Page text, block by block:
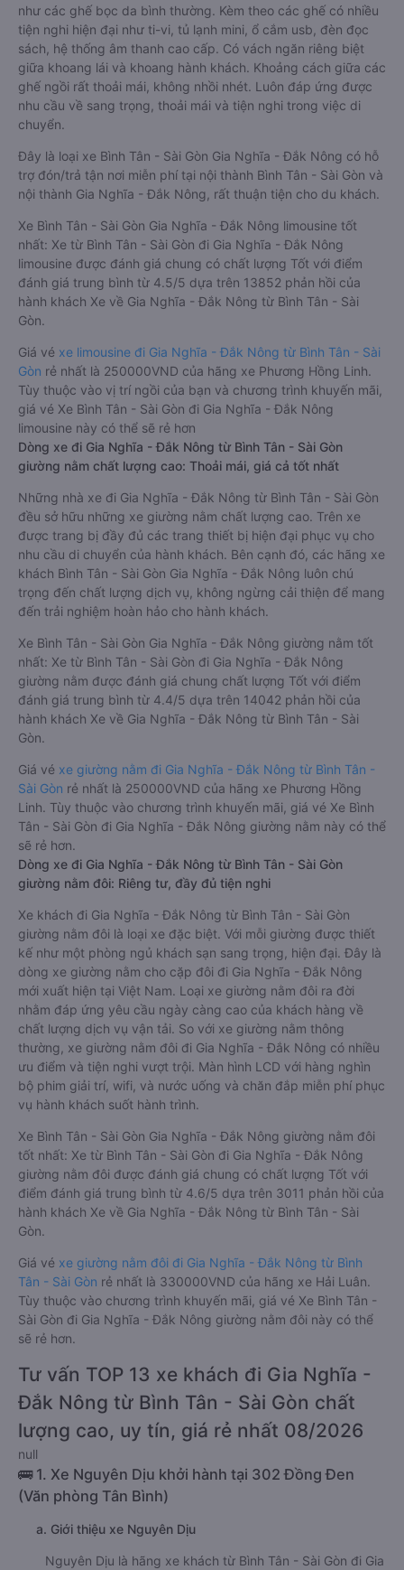
như các ghế bọc da bình thường. Kèm theo các ghế có nhiều
tiện nghi hiện đại như ti-vi, tủ lạnh mini, ổ cắm usb, đèn đọc
sách, hệ thống âm thanh cao cấp. Có vách ngăn riêng biệt
giữa khoang lái và khoang hành khách. Khoảng cách giữa các
ghế ngồi rất thoải mái, không nhồi nhét. Luôn đáp ứng được
nhu cầu về sang trọng, thoải mái và tiện nghi trong việc di
chuyển.
Đây là loại xe Bình Tân - Sài Gòn Gia Nghĩa - Đắk Nông có hỗ
trợ đón/trả tận nơi miễn phí tại nội thành Bình Tân - Sài Gòn và
nội thành Gia Nghĩa - Đắk Nông, rất thuận tiện cho du khách.
Xe Bình Tân - Sài Gòn Gia Nghĩa - Đắk Nông limousine tốt
nhất: Xe từ Bình Tân - Sài Gòn đi Gia Nghĩa - Đắk Nông
limousine được đánh giá chung có chất lượng Tốt với điểm
đánh giá trung bình từ 4.5/5 dựa trên 13852 phản hồi của
hành khách Xe về Gia Nghĩa - Đắk Nông từ Bình Tân - Sài
Gòn.
Giá vé xe limousine đi Gia Nghĩa - Đắk Nông từ Bình Tân - Sài
Gòn rẻ nhất là 250000VND của hãng xe Phương Hồng Linh.
Tùy thuộc vào vị trí ngồi của bạn và chương trình khuyến mãi,
giá vé Xe Bình Tân - Sài Gòn đi Gia Nghĩa - Đắk Nông
limousine này có thể sẽ rẻ hơn
Dòng xe đi Gia Nghĩa - Đắk Nông từ Bình Tân - Sài Gòn
giường nằm chất lượng cao: Thoải mái, giá cả tốt nhất
Những nhà xe đi Gia Nghĩa - Đắk Nông từ Bình Tân - Sài Gòn
đều sở hữu những xe giường nằm chất lượng cao. Trên xe
được trang bị đầy đủ các trang thiết bị hiện đại phục vụ cho
nhu cầu di chuyển của hành khách. Bên cạnh đó, các hãng xe
khách Bình Tân - Sài Gòn Gia Nghĩa - Đắk Nông luôn chú
trọng đến chất lượng dịch vụ, không ngừng cải thiện để mang
đến trải nghiệm hoàn hảo cho hành khách.
Xe Bình Tân - Sài Gòn Gia Nghĩa - Đắk Nông giường nằm tốt
nhất: Xe từ Bình Tân - Sài Gòn đi Gia Nghĩa - Đắk Nông
giường nằm được đánh giá chung chất lượng Tốt với điểm
đánh giá trung bình từ 4.4/5 dựa trên 14042 phản hồi của
hành khách Xe về Gia Nghĩa - Đắk Nông từ Bình Tân - Sài
Gòn.
Giá vé xe giường nằm đi Gia Nghĩa - Đắk Nông từ Bình Tân -
Sài Gòn rẻ nhất là 250000VND của hãng xe Phương Hồng
Linh. Tùy thuộc vào chương trình khuyến mãi, giá vé Xe Bình
Tân - Sài Gòn đi Gia Nghĩa - Đắk Nông giường nằm này có thể
sẽ rẻ hơn.
Dòng xe đi Gia Nghĩa - Đắk Nông từ Bình Tân - Sài Gòn
giường nằm đôi: Riêng tư, đầy đủ tiện nghi
Xe khách đi Gia Nghĩa - Đắk Nông từ Bình Tân - Sài Gòn
giường nằm đôi là loại xe đặc biệt. Với mỗi giường được thiết
kế như một phòng ngủ khách sạn sang trọng, hiện đại. Đây là
dòng xe giường nằm cho cặp đôi đi Gia Nghĩa - Đắk Nông
mới xuất hiện tại Việt Nam. Loại xe giường nằm đôi ra đời
nhằm đáp ứng yêu cầu ngày càng cao của khách hàng về
chất lượng dịch vụ vận tải. So với xe giường nằm thông
thường, xe giường nằm đôi đi Gia Nghĩa - Đắk Nông có nhiều
ưu điểm và tiện nghi vượt trội. Màn hình LCD với hàng nghìn
bộ phim giải trí, wifi, và nước uống và chăn đắp miễn phí phục
vụ hành khách suốt hành trình.
Xe Bình Tân - Sài Gòn Gia Nghĩa - Đắk Nông giường nằm đôi
tốt nhất: Xe từ Bình Tân - Sài Gòn đi Gia Nghĩa - Đắk Nông
giường nằm đôi được đánh giá chung có chất lượng Tốt với
điểm đánh giá trung bình từ 4.6/5 dựa trên 3011 phản hồi của
hành khách Xe về Gia Nghĩa - Đắk Nông từ Bình Tân - Sài
Gòn.
Giá vé xe giường nằm đôi đi Gia Nghĩa - Đắk Nông từ Bình
Tân - Sài Gòn rẻ nhất là 330000VND của hãng xe Hải Luân.
Tùy thuộc vào chương trình khuyến mãi, giá vé Xe Bình Tân -
Sài Gòn đi Gia Nghĩa - Đắk Nông giường nằm đôi này có thể
sẽ rẻ hơn.
Tư vấn TOP 13 xe khách đi Gia Nghĩa -
Đắk Nông từ Bình Tân - Sài Gòn chất
lượng cao, uy tín, giá rẻ nhất 08/2026
null
🚌 1. Xe Nguyên Dịu khởi hành tại 302 Đồng Đen
(Văn phòng Tân Bình)
a. Giới thiệu xe Nguyên Dịu
Nguyên Dịu là hãng xe khách từ Bình Tân - Sài Gòn đi Gia